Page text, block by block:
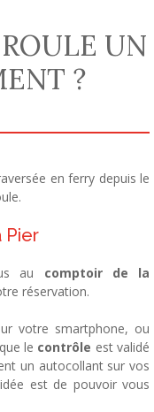
UN
?
en ferry depuis le
Pier
au comptoir de la
réservation.
votre smartphone, ou
le contrôle est validé
un autocollant sur vos
est de pouvoir vous